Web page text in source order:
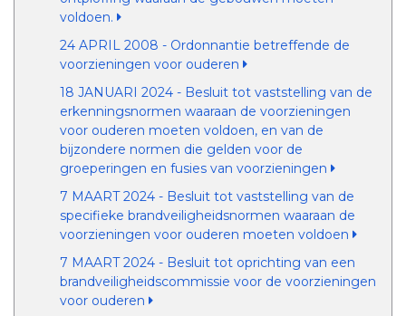
voldoen.
24 APRIL 2008 - Ordonnantie betreffende de
voorzieningen voor ouderen
18 JANUARI 2024 - Besluit tot vaststelling van de
erkenningsnormen waaraan de voorzieningen
voor ouderen moeten voldoen, en van de
bijzondere normen die gelden voor de
groeperingen en fusies van voorzieningen
7 MAART 2024 - Besluit tot vaststelling van de
specifieke brandveiligheidsnormen waaraan de
voorzieningen voor ouderen moeten voldoen
7 MAART 2024 - Besluit tot oprichting van een
brandveiligheidscommissie voor de voorzieningen
voor ouderen